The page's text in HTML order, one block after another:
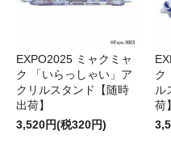
EXPO2025 ミャクミャ
ク 「いらっしゃい」ア
クリルスタンド【随時
出荷】
3,520円(税320円)
ク
ル
荷】